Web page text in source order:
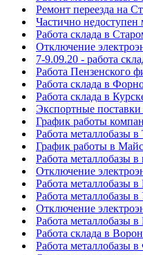
Ремонт переезда на
Частично недоступен
Работа склада в
Отключение
7-9.09.20 - работа
Работа Пензенского
Работа склада в
Работа склада в
Экспортные поставки
График работы
Работа металлобазы
График работы в
Работа металлобазы
Отключение
Работа металлобазы
Работа металлобазы
Отключение
Работа металлобазы
Работа склада в
Работа металлобазы